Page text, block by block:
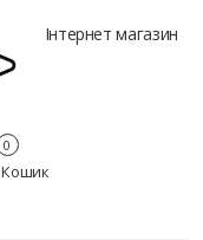
Інтернет магазин
Кошик
0